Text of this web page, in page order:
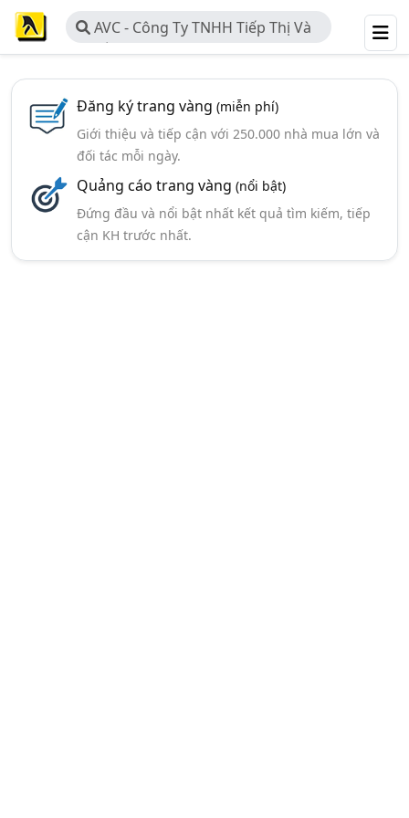
AVC - Công Ty TNHH Tiếp Thị Và
Truyền Thông AVC
Đăng ký trang vàng (miễn phí)
Giới thiệu và tiếp cận với 250.000 nhà mua lớn và
đối tác mỗi ngày.
Quảng cáo trang vàng (nổi bật)
Đứng đầu và nổi bật nhất kết quả tìm kiếm, tiếp
cận KH trước nhất.